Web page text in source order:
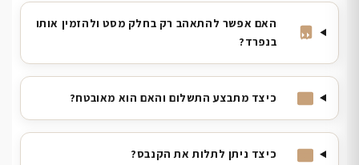
האם אפשר להתאהב רק בחלק מסט ולהזמין אותו
בנפרד?
כיצד מתבצע התשלום והאם הוא מאובטח?
כיצד ניתן לתלות את הקנבס?